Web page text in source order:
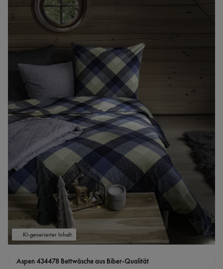
KI-generierter Inhalt.
Aspen 434478 Bettwäsche aus Biber-Qualität